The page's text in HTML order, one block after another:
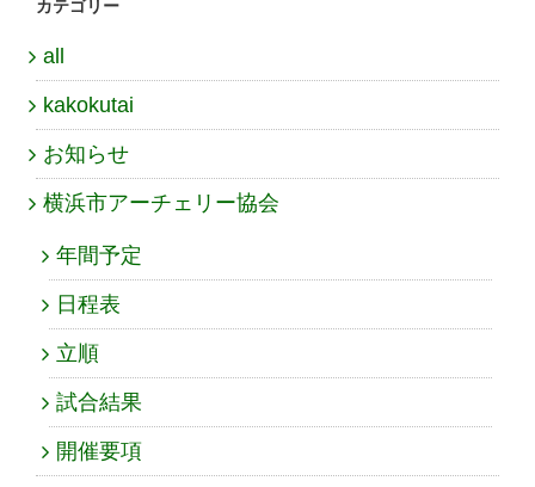
カテゴリー
all
kakokutai
お知らせ
横浜市アーチェリー協会
年間予定
日程表
立順
試合結果
開催要項